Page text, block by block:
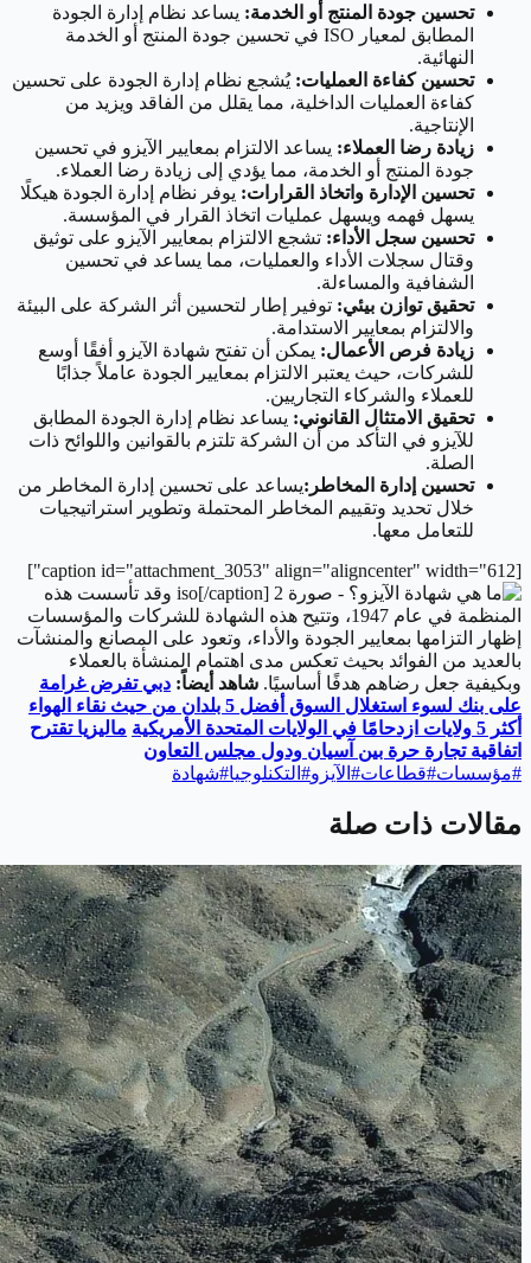
تحسين جودة المنتج أو الخدمة: يساعد نظام إدارة الجودة
المطابق لمعيار ISO في تحسين جودة المنتج أو الخدمة
النهائية.
تحسين كفاءة العمليات: يُشجع نظام إدارة الجودة على تحسين
كفاءة العمليات الداخلية، مما يقلل من الفاقد ويزيد من
الإنتاجية.
زيادة رضا العملاء: يساعد الالتزام بمعايير الآيزو في تحسين
جودة المنتج أو الخدمة، مما يؤدي إلى زيادة رضا العملاء.
تحسين الإدارة واتخاذ القرارات: يوفر نظام إدارة الجودة هيكلًا
يسهل فهمه ويسهل عمليات اتخاذ القرار في المؤسسة.
تحسين سجل الأداء: تشجع الالتزام بمعايير الآيزو على توثيق
وقتال سجلات الأداء والعمليات، مما يساعد في تحسين
الشفافية والمساءلة.
تحقيق توازن بيئي: توفير إطار لتحسين أثر الشركة على البيئة
والالتزام بمعايير الاستدامة.
زيادة فرص الأعمال: يمكن أن تفتح شهادة الآيزو أفقًا أوسع
للشركات، حيث يعتبر الالتزام بمعايير الجودة عاملاً جذابًا
للعملاء والشركاء التجاريين.
تحقيق الامتثال القانوني: يساعد نظام إدارة الجودة المطابق
للآيزو في التأكد من أن الشركة تلتزم بالقوانين واللوائح ذات
الصلة.
تحسين إدارة المخاطر:يساعد على تحسين إدارة المخاطر من
خلال تحديد وتقييم المخاطر المحتملة وتطوير استراتيجيات
للتعامل معها.
[caption id="attachment_3053" align="aligncenter" width="612"]
iso[/caption] وقد تأسست هذه
المنظمة في عام 1947، وتتيح هذه الشهادة للشركات والمؤسسات
إظهار التزامها بمعايير الجودة والأداء، وتعود على المصانع والمنشآت
بالعديد من الفوائد بحيث تعكس مدى اهتمام المنشأة بالعملاء
وبكيفية جعل رضاهم هدفًا أساسيًا. شاهد أيضاً: دبي تفرض غرامة
على بنك لسوء استغلال السوق أفضل 5 بلدان من حيث نقاء الهواء
أكثر 5 ولايات ازدحامًا في الولايات المتحدة الأمريكية
ماليزيا تقترح
اتفاقية تجارة حرة بين آسيان ودول مجلس التعاون
#مؤسسات#قطاعات# الآيزو# التكنلوجيا#شهادة
مقالات ذات صلة